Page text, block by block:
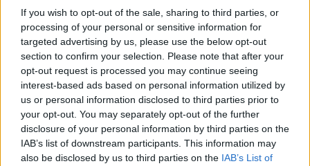
If you wish to opt-out of the sale, sharing to third parties, or
processing of your personal or sensitive information for
targeted advertising by us, please use the below opt-out
section to confirm your selection. Please note that after your
opt-out request is processed you may continue seeing
interest-based ads based on personal information utilized by
us or personal information disclosed to third parties prior to
your opt-out. You may separately opt-out of the further
disclosure of your personal information by third parties on the
IAB’s list of downstream participants. This information may
also be disclosed by us to third parties on the IAB’s List of
mondo del marketing e del cinema, mantenere la
coerenza e la chiarezza nella comunicazione. La
lezione qui è chiara: una storia ben raccontata è
cruciale, non solo per intrattenere, ma anche per
lasciare un’impressione duratura. E tu, quali storie
ricordi con affetto di quel periodo?
AUTORE